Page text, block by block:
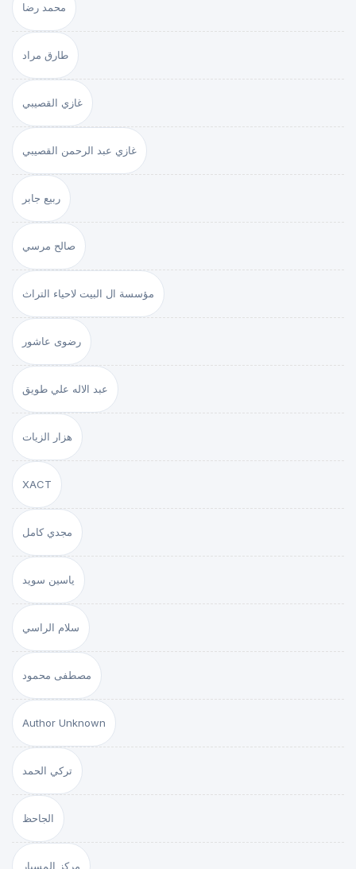
محمد رضا
طارق مراد
غازي القصيبي
غازي عبد الرحمن القصيبي
ربيع جابر
صالح مرسي
مؤسسة ال البيت لاحياء التراث
رضوى عاشور
عبد الاله علي طويق
هزار الزيات
XACT
مجدي كامل
ياسين سويد
سلام الراسي
مصطفى محمود
Author Unknown
تركي الحمد
الجاحظ
مركز المسبار